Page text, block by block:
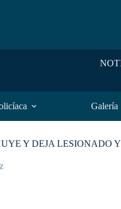
Galería
Y DEJA LESIONADO Y